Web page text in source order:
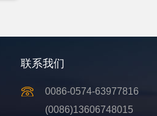
联系我们
0086-0574-63977816
(0086)13606748015